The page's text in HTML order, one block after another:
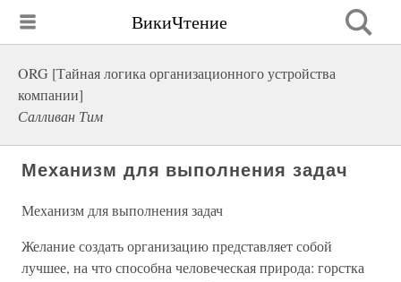
ВикиЧтение
ORG [Тайная логика организационного устройства
компании]
Салливан Тим
Механизм для выполнения задач
Механизм для выполнения задач
Желание создать организацию представляет собой
лучшее, на что способна человеческая природа: горстка